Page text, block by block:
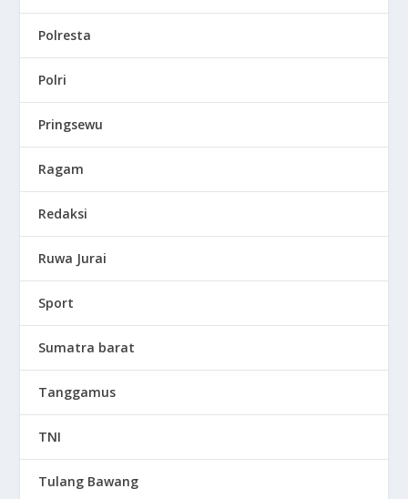
Polresta
Polri
Pringsewu
Ragam
Redaksi
Ruwa Jurai
Sport
Sumatra barat
Tanggamus
TNI
Tulang Bawang